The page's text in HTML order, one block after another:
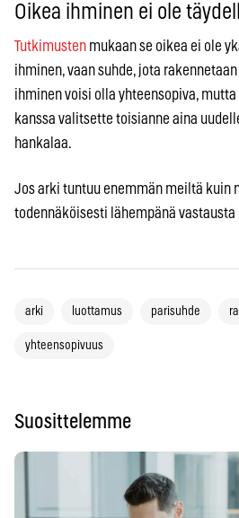
Oikea ihminen ei ole
Tutkimusten mukaan se oikea ei ole
ihminen, vaan suhde, jota
ihminen voisi olla yhteensopiva,
kanssa valitsette toisianne aina
hankalaa.
Jos arki tuntuu enemmän meiltä kuin
todennäköisesti lähempänä vastausta
arki luottamus parisuhde
yhteensopivuus
Suosittelemme